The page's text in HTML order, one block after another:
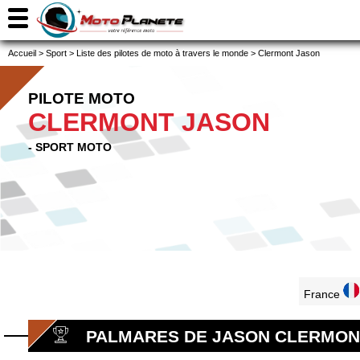
Accueil > Sport > Liste des pilotes de moto à travers le monde > Clermont Jason
PILOTE MOTO
CLERMONT JASON
- SPORT MOTO
France
PALMARES DE JASON